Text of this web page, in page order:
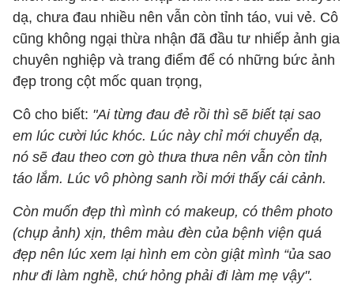
dạ, chưa đau nhiều nên vẫn còn tỉnh táo, vui vẻ. Cô
cũng không ngại thừa nhận đã đầu tư nhiếp ảnh gia
chuyên nghiệp và trang điểm để có những bức ảnh
đẹp trong cột mốc quan trọng,
Cô cho biết: "Ai từng đau đẻ rồi thì sẽ biết tại sao
em lúc cười lúc khóc. Lúc này chỉ mới chuyển dạ,
nó sẽ đau theo cơn gò thưa thưa nên vẫn còn tỉnh
táo lắm. Lúc vô phòng sanh rồi mới thấy cái cảnh.
Còn muốn đẹp thì mình có makeup, có thêm photo
(chụp ảnh) xịn, thêm màu đèn của bệnh viện quá
đẹp nên lúc xem lại hình em còn giật mình “ủa sao
như đi làm nghề, chứ hỏng phải đi làm mẹ vậy".